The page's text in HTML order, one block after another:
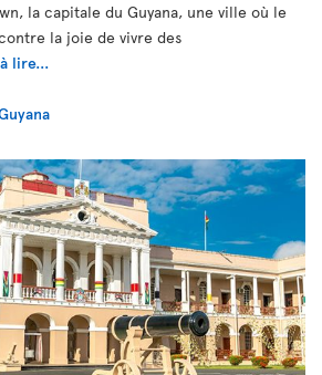
la capitale du Guyana, une ville où le
la joie de vivre des
lire...